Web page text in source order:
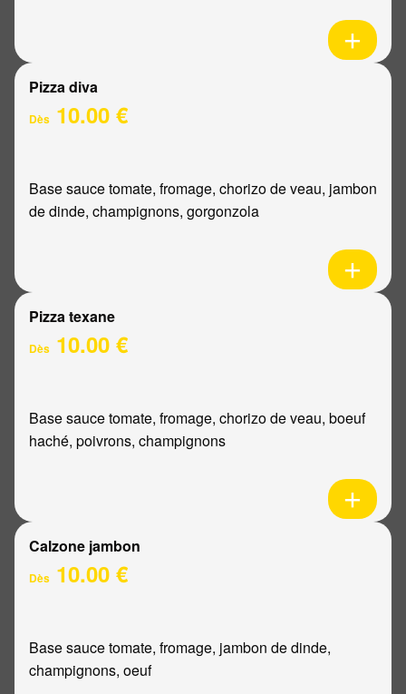
Pizza diva
Dès 10.00 €
Base sauce tomate, fromage, chorizo de veau, jambon
de dinde, champignons, gorgonzola
Pizza texane
Dès 10.00 €
Base sauce tomate, fromage, chorizo de veau, boeuf
haché, poivrons, champignons
Calzone jambon
Dès 10.00 €
Base sauce tomate, fromage, jambon de dinde,
champignons, oeuf